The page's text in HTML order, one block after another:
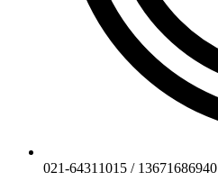
021-64311015 / 13671686940